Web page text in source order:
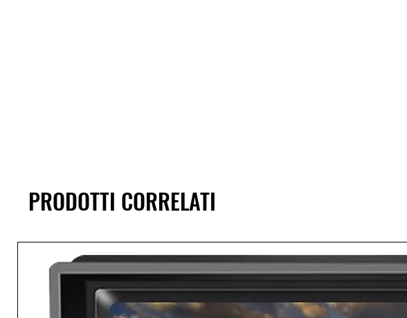
PRODOTTI CORRELATI